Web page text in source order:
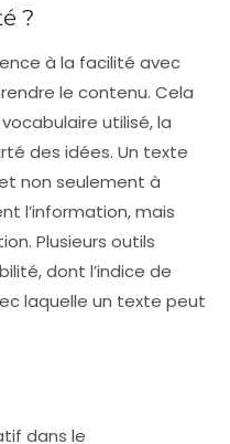
?
à la facilité avec
le contenu. Cela
utilisé, la
des idées. Un texte
non seulement à
l’information, mais
Plusieurs outils
dont l’indice de
laquelle un texte peut
dans le